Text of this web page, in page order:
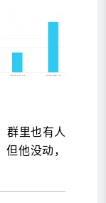
群里也有人
他没动，